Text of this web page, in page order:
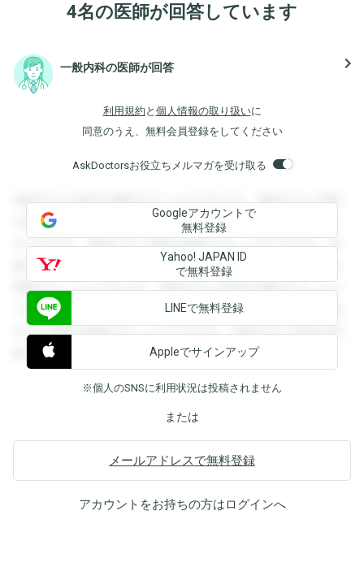
4名の医師が回答しています
一般内科の医師が回答 navigate_next
利用規約 と 個人情報の取り扱いに
同意のうえ、無料会員登録をしてください
AskDoctorsお役立ちメルマガを受け取る
登録すると回答を閲覧することができます。登録すると回答
を閲覧することができます。登録すると回答を閲覧すること
ができます。登録すると回答を閲覧することができます。登
録すると回答を閲覧することができます。登録すると回答を
閲覧することができます。登録すると回答を閲覧することが
できます。登録すると回答を閲覧することができます。登録
すると回答を閲覧することができます。登録すると回答を閲
覧することができます。
Googleアカウントで
無料登録
Yahoo! JAPAN ID
で無料登録
LINEで無料登録
Appleでサインアップ
※個人のSNSに利用状況は投稿されません
または
メールアドレスで無料登録
アカウントをお持ちの方はログインへ